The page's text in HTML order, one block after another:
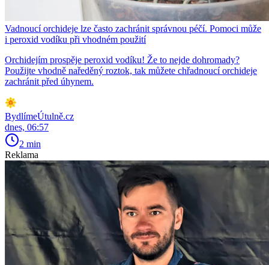
Vadnoucí orchideje lze často zachránit správnou péčí. Pomoci může
i peroxid vodíku při vhodném použití
Orchidejím prospěje peroxid vodíku! Že to nejde dohromady?
Použijte vhodně naředěný roztok, tak můžete chřadnoucí orchideje
zachránit před úhynem.
BydlímeÚtulně.cz
dnes, 06:57
2 min
Reklama